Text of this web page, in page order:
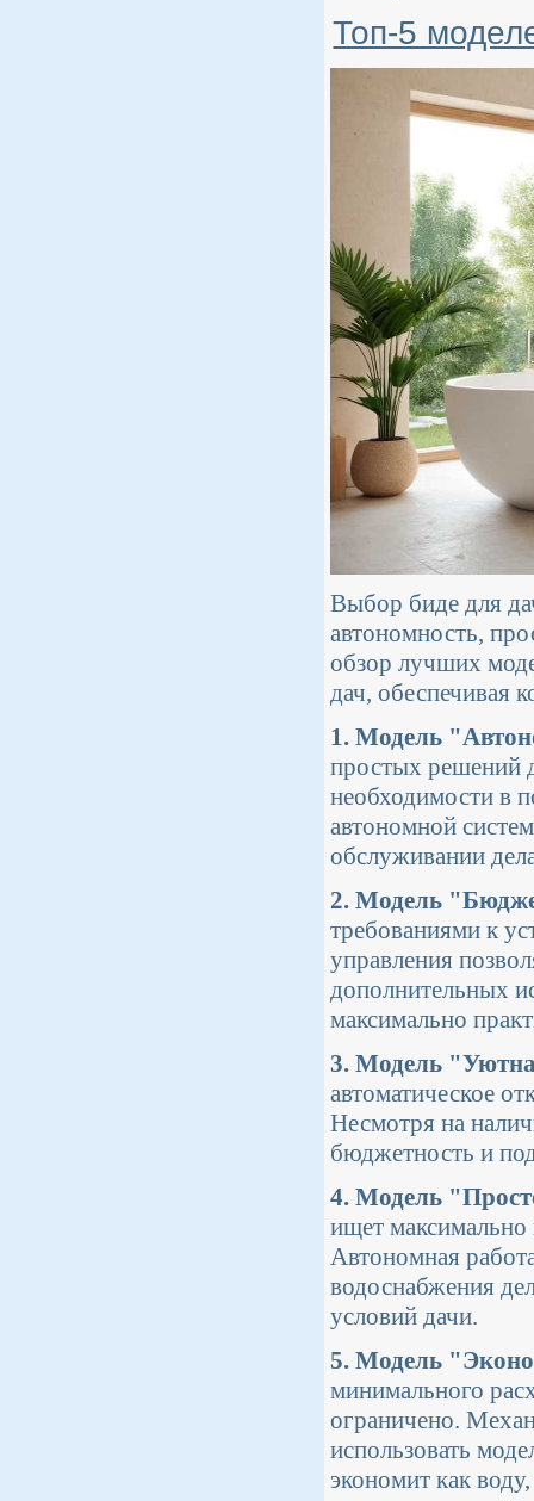
Топ-5
Выбор биде для
автономность,
обзор лучших
дач, обеспечивая
1. Модель
простых решений
необходимости в
автономной
обслуживании
2. Модель
требованиями к
управления
дополнительных
максимально
3. Модель
автоматическое
Несмотря на
бюджетность и
4. Модель
ищет максимально
Автономная
водоснабжения
условий дачи.
5. Модель
минимального
ограничено.
использовать
экономит как